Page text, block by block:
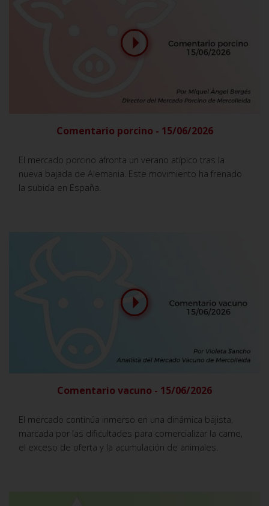
Comentario porcino - 15/06/2026
El mercado porcino afronta un verano atípico tras la
nueva bajada de Alemania. Este movimiento ha frenado
la subida en España.
Comentario vacuno - 15/06/2026
El mercado continúa inmerso en una dinámica bajista,
marcada por las dificultades para comercializar la carne,
el exceso de oferta y la acumulación de animales.